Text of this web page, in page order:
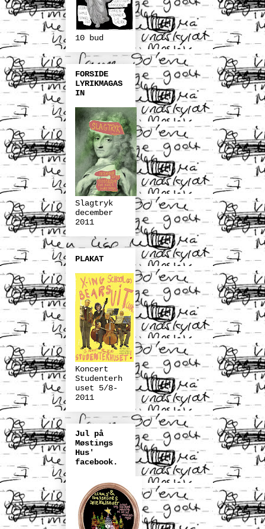
10 bud
FORSIDE
LYRIKMAGAS
IN
Slagtryk
december
2011
PLAKAT
Koncert
Studenterh
uset 5/8-
2011
Jul på
Møstings
Hus'
facebook.